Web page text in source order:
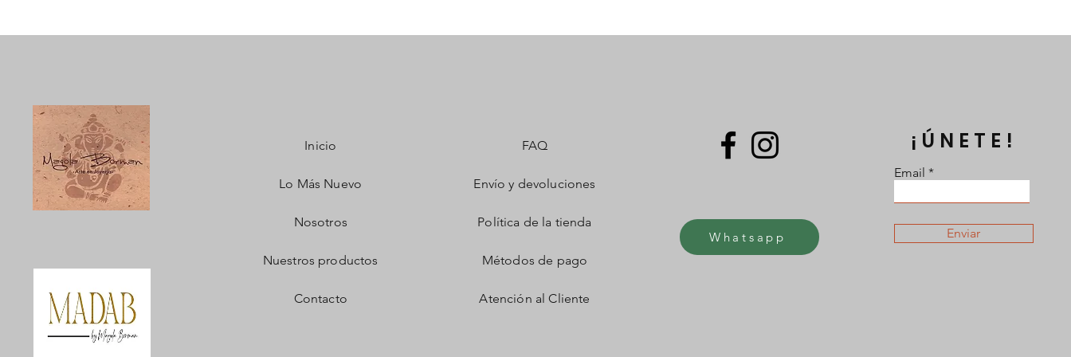
Inicio
Lo Más Nuevo
Nosotros
Nuestros productos
Contacto
FAQ
Envío y devoluciones
Política de la tienda
Métodos de pago
Atención al Cliente
Whatsapp
¡ÚNETE!
Email
Enviar